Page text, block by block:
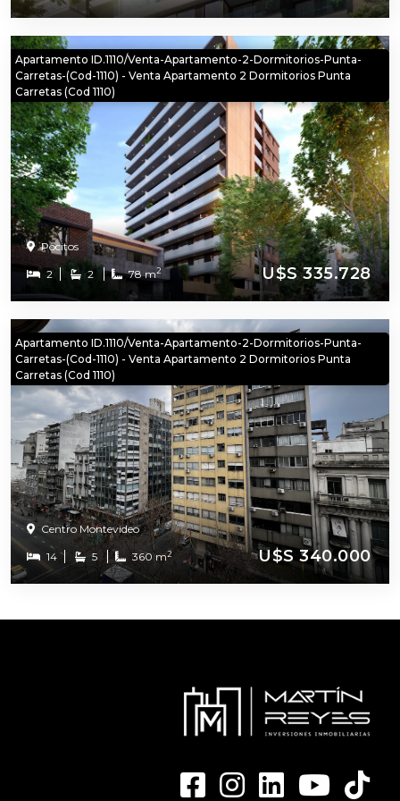
Apartamento ID.1110/Venta-Apartamento-2-Dormitorios-Punta-
Carretas-(cod-1110) - Venta Apartamento 2 Dormitorios Punta
Carretas (cod 1110)
Pocitos
2 2 78 m2 U$S 335.728
Apartamento ID.1110/Venta-Apartamento-2-Dormitorios-Punta-
Carretas-(cod-1110) - Venta Apartamento 2 Dormitorios Punta
Carretas (cod 1110)
Centro Montevideo
14 5 360 m2 U$S 340.000